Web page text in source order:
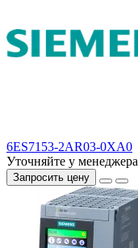
6ES7153-2AR03-0XA0
Уточняйте у менеджера
Запросить цену